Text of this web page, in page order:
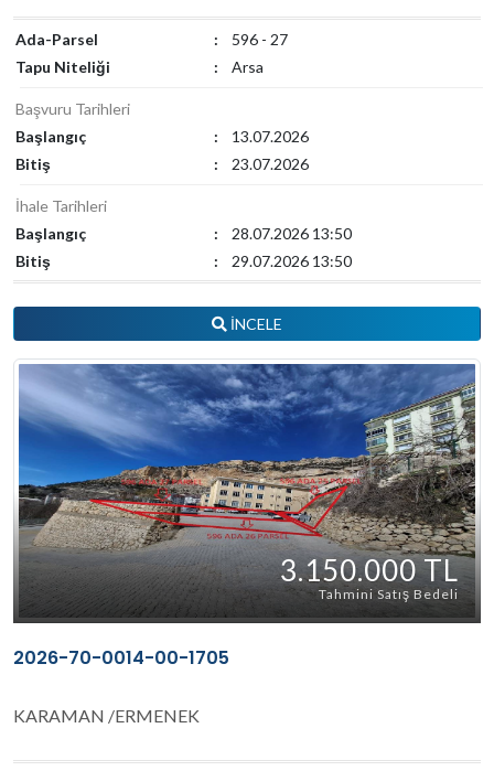
Ada-Parsel :
596 - 27
Tapu Niteliği
: Arsa
Başvuru Tarihleri
Başlangıç
:
13.07.2026
Bitiş
: 23.07.2026
İhale Tarihleri
Başlangıç
:
28.07.2026 13:50
Bitiş
: 29.07.2026 13:50
İNCELE
3.150.000 TL
Tahmini Satış Bedeli
2026-70-0014-00-1705
KARAMAN /ERMENEK